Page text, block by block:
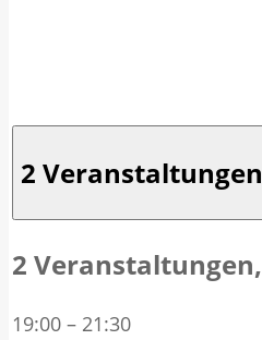
2 Veranstaltungen
2 Veranstaltungen,
19:00 – 21:30